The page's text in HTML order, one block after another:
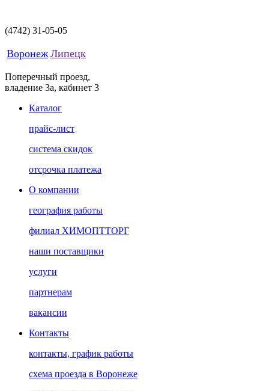
(4742) 31-05-05
Воронеж Липецк
Поперечный проезд,
владение 3а, кабинет 3
Каталог
прайс-лист
система скидок
отсрочка платежа
О компании
география работы
филиал ХИМОПТТОРГ
наши поставщики
услуги
партнерам
вакансии
Контакты
контакты, график работы
схема проезда в Воронеже